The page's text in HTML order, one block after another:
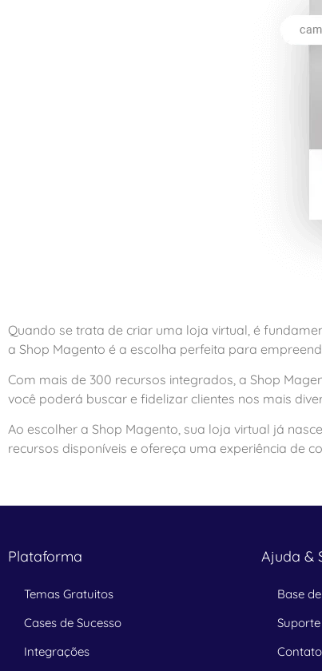
Quando se trata de criar uma loja virtual, é
a Shop Magento é a escolha perfeita para
Com mais de 300 recursos integrados, a Shop
você poderá buscar e fidelizar clientes nos mais
Ao escolher a Shop Magento, sua loja virtual já
recursos disponíveis e ofereça uma experiência de
Plataforma
Temas Gratuitos
Cases de Sucesso
Integrações
Ajuda &
Base
Suporte
Contato